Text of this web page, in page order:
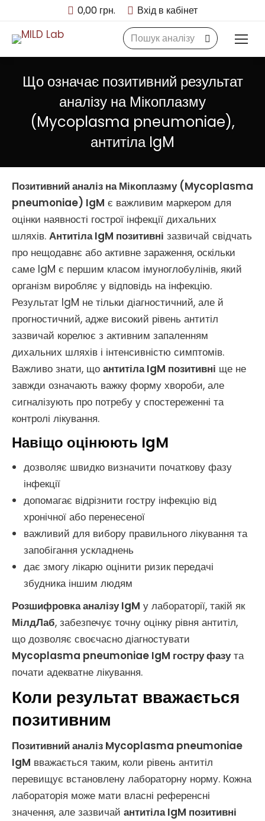
0,00 грн. Вхід в кабінет
Search:
Що означає позитивний результат
аналізу на Мікоплазму
(Mycoplasma pneumoniae),
антитіла IgM
Позитивний аналіз на Мікоплазму (Mycoplasma
pneumoniae) IgM є важливим маркером для
оцінки наявності гострої інфекції дихальних
шляхів. Антитіла IgM позитивні зазвичай свідчать
про нещодавнє або активне зараження, оскільки
саме IgM є першим класом імуноглобулінів, який
організм виробляє у відповідь на інфекцію.
Результат IgM не тільки діагностичний, але й
прогностичний, адже високий рівень антитіл
зазвичай корелює з активним запаленням
дихальних шляхів і інтенсивністю симптомів.
Важливо знати, що антитіла IgM позитивні ще не
завжди означають важку форму хвороби, але
сигналізують про потребу у спостереженні та
контролі лікування.
Навіщо оцінюють IgM
дозволяє швидко визначити початкову фазу
інфекції
допомагає відрізнити гостру інфекцію від
хронічної або перенесеної
важливий для вибору правильного лікування та
запобігання ускладнень
дає змогу лікарю оцінити ризик передачі
збудника іншим людям
Розшифровка аналізу IgM у лабораторії, такій як
МілдЛаб, забезпечує точну оцінку рівня антитіл,
що дозволяє своєчасно діагностувати
Mycoplasma pneumoniae IgM гостру фазута
почати адекватне лікування.
Коли результат вважається
позитивним
Позитивний аналіз Mycoplasma pneumoniae
IgM вважається таким, коли рівень антитіл
перевищує встановлену лабораторну норму. Кожна
лабораторія може мати власні референсні
значення, але зазвичай антитіла IgM позитивні